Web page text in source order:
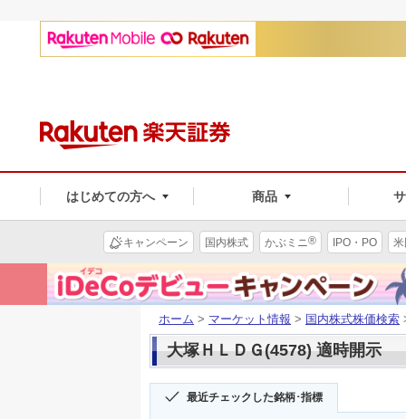
はじめての方へ 商品
キャンペーン 国内株式 かぶミニ® IPO・PO
ホーム > マーケット情報 > 国内株式株価検索
大塚ＨＬＤＧ(4578) 適時開示
最近チェックした銘柄･指標